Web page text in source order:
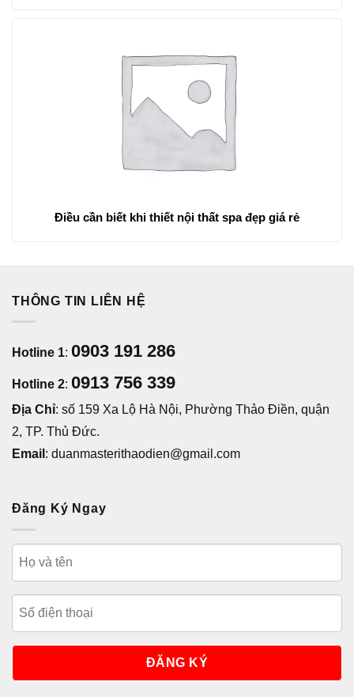
Điều cần biết khi thiết nội thất spa đẹp giá rẻ
THÔNG TIN LIÊN HỆ
Hotline 1: 0903 191 286
Hotline 2: 0913 756 339
Địa Chỉ: số 159 Xa Lộ Hà Nội, Phường Thảo Điền, quận
2, TP. Thủ Đức.
Email : duanmasterithaodien@gmail.com
Đăng Ký Ngay